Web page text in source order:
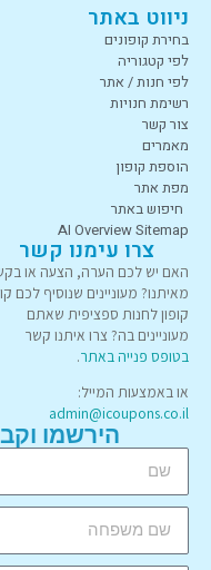
ניווט באתר
בחירת קופונים
לפי קטגוריה
לפי חנות / אתר
רשימת חנויות
צור קשר
מאמרים
הוספת קופון
מפת אתר
חיפוש באתר
AI Overview Sitemap
צרו עימנו קשר
האם יש לכם הערה, הצעה או
מאיתנו? מעוניינים שנוסיף לכם
קופון לחנות ספציפית שאתם
מעוניינים בה? צרו איתנו קשר
בטופס פנייה באתר.
או באמצעות המייל:
admin@icoupons.co.il
הירשמו